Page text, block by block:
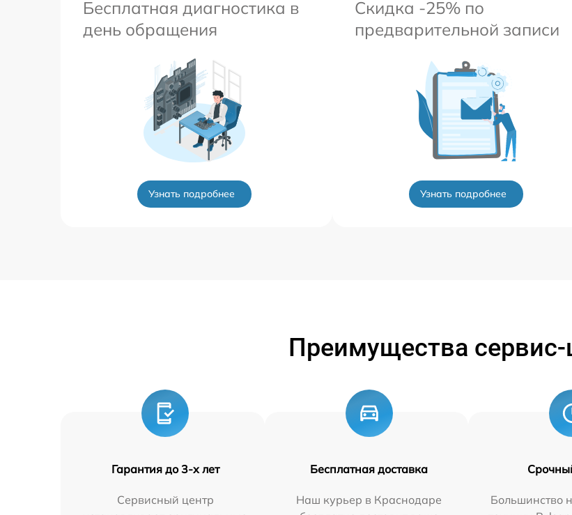
Бесплатная диагностика в
день обращения
Узнать подробнее
Скидка -25% по
предварительной записи
Узнать подробнее
Преимущества сервис-
Гарантия до 3-х лет
Сервисный центр
Бесплатная доставка
Наш курьер в Краснодаре
Большинство